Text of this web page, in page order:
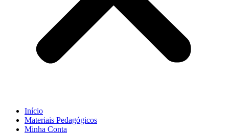
Início
Materiais Pedagógicos
Minha Conta